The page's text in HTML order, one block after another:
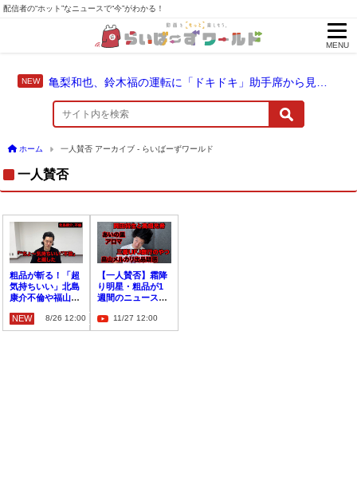
配信者の“ホット”なニュースで“今”がわかる！
MENU
ホーム 一人賛否 アーカイブ - らいばーずワールド
一人賛否
粗品が斬る！「超
気持ちいい」北島
康介不倫や福山雅
人賛否
NEW 8/26 12:00
【一人賛否】霜降
り明星・粗品が1
週間のニュースを
ねんシリーズ？
11/27 12:00